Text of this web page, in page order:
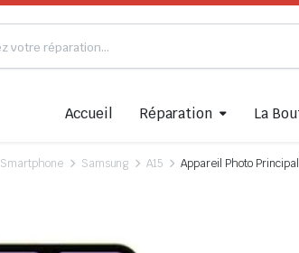
Accueil Réparation La
Smartphone Samsung A15 Appareil Photo